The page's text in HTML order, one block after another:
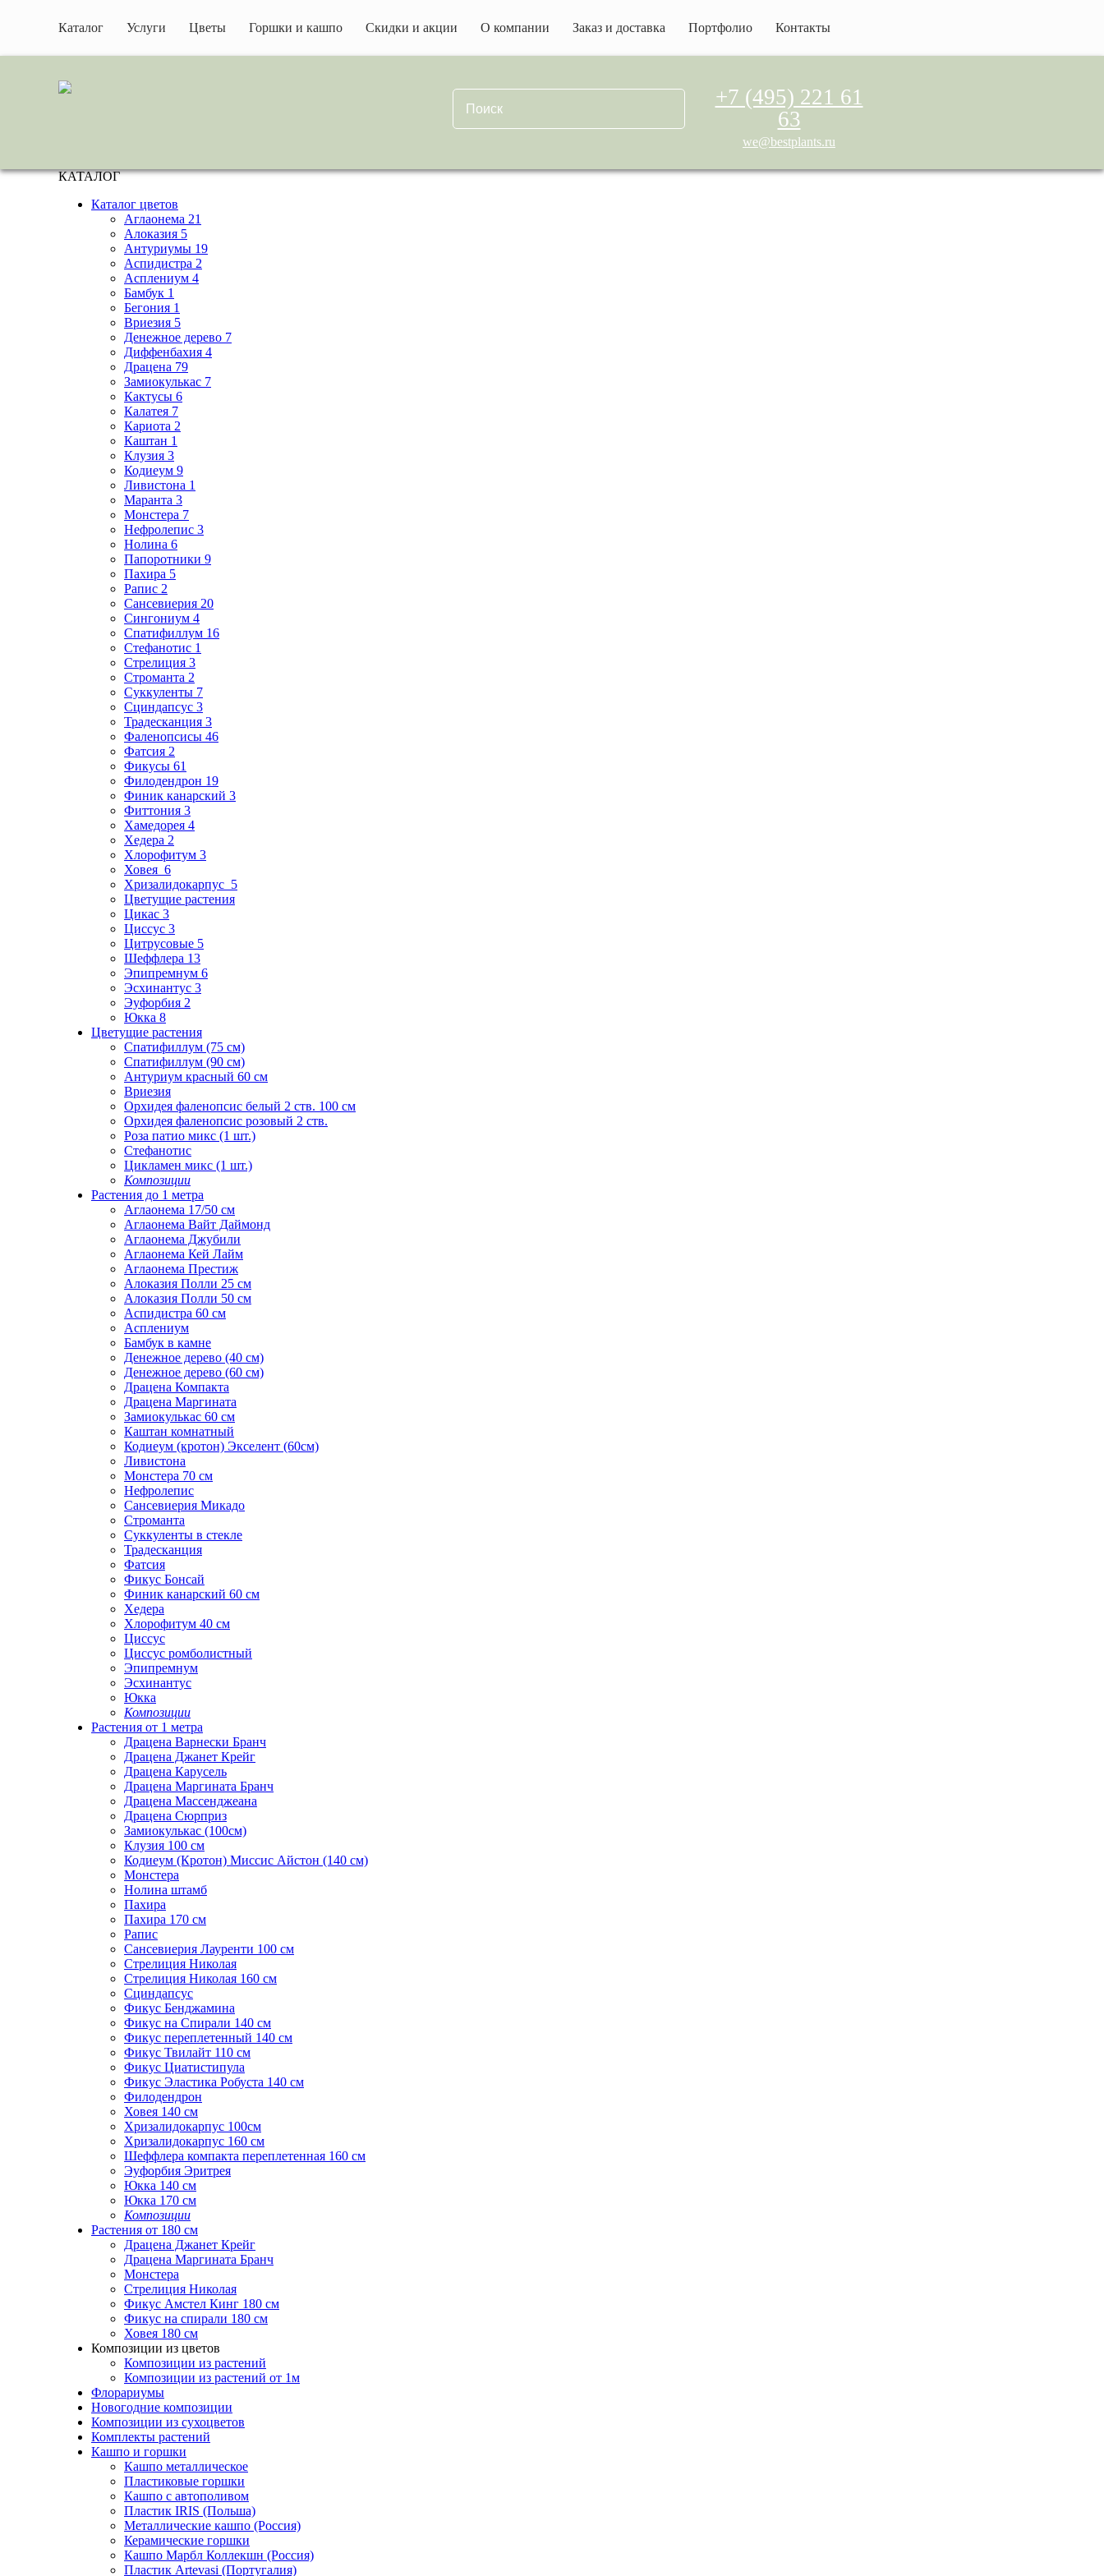
Каталог Услуги Цветы Горшки и кашпо Скидки и акции О компании Заказ и доставка Портфолио Контакты
+7 (495) 221 61
63
we@bestplants.ru
КАТАЛОГ
Каталог цветов
Аглаонема 21
Алоказия 5
Антуриумы 19
Аспидистра 2
Асплениум 4
Бамбук 1
Бегония 1
Вриезия 5
Денежное дерево 7
Диффенбахия 4
Драцена 79
Замиокулькас 7
Кактусы 6
Калатея 7
Кариота 2
Каштан 1
Клузия 3
Кодиеум 9
Ливистона 1
Маранта 3
Монстера 7
Нефролепис 3
Нолина 6
Папоротники 9
Пахира 5
Рапис 2
Сансевиерия 20
Сингониум 4
Спатифиллум 16
Стефанотис 1
Стрелиция 3
Строманта 2
Суккуленты 7
Сциндапсус 3
Традесканция 3
Фаленопсисы 46
Фатсия 2
Фикусы 61
Филодендрон 19
Финик канарский 3
Фиттония 3
Хамедорея 4
Хедера 2
Хлорофитум 3
Ховея 6
Хризалидокарпус 5
Цветущие растения
Цикас 3
Циссус 3
Цитрусовые 5
Шеффлера 13
Эпипремнум 6
Эсхинантус 3
Эуфорбия 2
Юкка 8
Цветущие растения
Спатифиллум (75 см)
Спатифиллум (90 cм)
Антуриум красный 60 см
Вриезия
Орхидея фаленопсис белый 2 ств. 100 см
Орхидея фаленопсис розовый 2 ств.
Роза патио микс (1 шт.)
Стефанотис
Цикламен микс (1 шт.)
Композиции
Растения до 1 метра
Аглаонема 17/50 см
Аглаонема Вайт Даймонд
Аглаонема Джубили
Аглаонема Кей Лайм
Аглаонема Престиж
Алоказия Полли 25 см
Алоказия Полли 50 см
Аспидистра 60 см
Асплениум
Бамбук в камне
Денежное дерево (40 cм)
Денежное дерево (60 см)
Драцена Компакта
Драцена Маргината
Замиокулькас 60 см
Каштан комнатный
Кодиеум (кротон) Экселент (60см)
Ливистона
Монстера 70 см
Нефролепис
Сансевиерия Микадо
Строманта
Суккуленты в стекле
Традесканция
Фатсия
Фикус Бонсай
Финик канарский 60 см
Хедера
Хлорофитум 40 см
Циссус
Циссус ромболистный
Эпипремнум
Эсхинантус
Юкка
Композиции
Растения от 1 метра
Драцена Варнески Бранч
Драцена Джанет Крейг
Драцена Карусель
Драцена Маргината Бранч
Драцена Массенджеана
Драцена Сюрприз
Замиокулькас (100см)
Клузия 100 см
Кодиеум (Кротон) Миссис Айстон (140 см)
Монстера
Нолина штамб
Пахира
Пахира 170 см
Рапис
Сансевиерия Лауренти 100 см
Стрелиция Николая
Стрелиция Николая 160 см
Сциндапсус
Фикус Бенджамина
Фикус на Спирали 140 см
Фикус переплетенный 140 см
Фикус Твилайт 110 см
Фикус Циатистипула
Фикус Эластика Робуста 140 см
Филодендрон
Ховея 140 см
Хризалидокарпус 100см
Хризалидокарпус 160 см
Шеффлера компакта переплетенная 160 см
Эуфорбия Эритрея
Юкка 140 см
Юкка 170 см
Композиции
Растения от 180 см
Драцена Джанет Крейг
Драцена Маргината Бранч
Монстера
Стрелиция Николая
Фикус Амстел Кинг 180 см
Фикус на спирали 180 см
Ховея 180 см
Композиции из цветов
Композиции из растений
Композиции из растений от 1м
Флорариумы
Новогодние композиции
Композиции из сухоцветов
Комплекты растений
Кашпо и горшки
Кашпо металлическое
Пластиковые горшки
Кашпо с автополивом
Пластик IRIS (Польша)
Металлические кашпо (Россия)
Керамические горшки
Кашпо Марбл Коллекшн (Россия)
Пластик Artevasi (Португалия)